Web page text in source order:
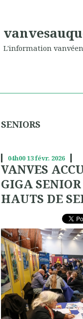
L'information
SENIORS
04h0013févr. 2026
VANVES
GIGA
HAUTS DE